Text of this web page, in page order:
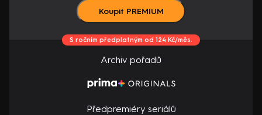
Koupit PREMIUM
S ročním předplatným od 124 Kč/měs.
Archiv pořadů
Předpremiéry seriálů